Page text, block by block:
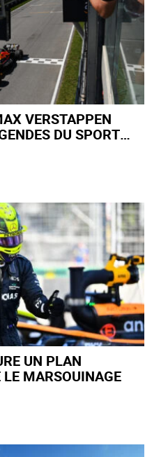
VERSTAPPEN
DU SPORT
UN PLAN
MARSOUINAGE